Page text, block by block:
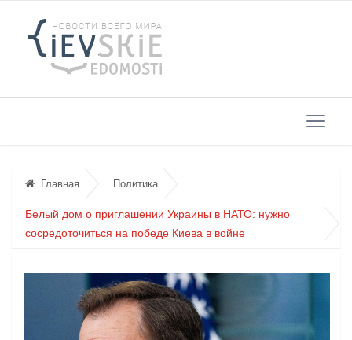
Главная Политика
Белый дом о приглашении Украины в НАТО: нужно
сосредоточиться на победе Киева в войне